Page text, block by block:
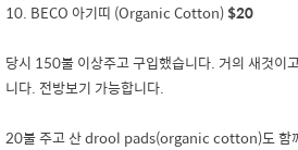
10. BECO 아기띠 (Organic Cotton)$20
당시 150불 이상주고 구입했습니다. 거의 새것이
니다. 전방보기 가능합니다.
20불 주고 산 drool pads(organic cotton)도 함